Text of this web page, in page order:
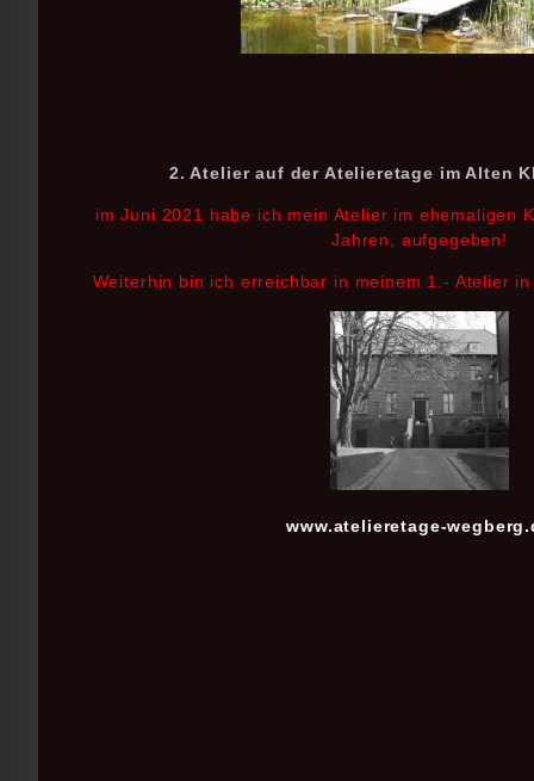
2. Atelier auf der Atelieretage im Alten
im Juni 2021 habe ich mein Atelier im ehemaligen
Jahren, aufgegeben!
Weiterhin bin ich erreichbar in meinem 1.- Atelier
www.atelieretage-